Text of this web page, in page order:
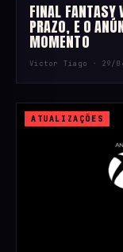
FINAL FANTASY
PRAZO, E O
MOMENTO
Victor Tiago · 29/
ATUALIZAÇÕES